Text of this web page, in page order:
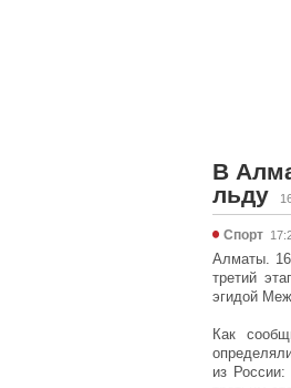
В
льду
Спорт
Алматы.
третий
эгидой
Как
из